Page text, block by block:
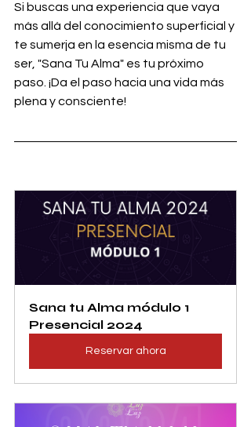
Si buscas una experiencia que vaya
más allá del conocimiento superficial y
te sumerja en la esencia misma de tu
ser, "Sana Tu Alma" es tu próximo
paso. ¡Da el paso hacia una vida más
plena y consciente!
Sana tu Alma módulo 1
Presencial 2024
Reservar ahora